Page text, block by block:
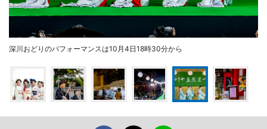
深川おどりのパフォーマンスは10月4日18時30分から